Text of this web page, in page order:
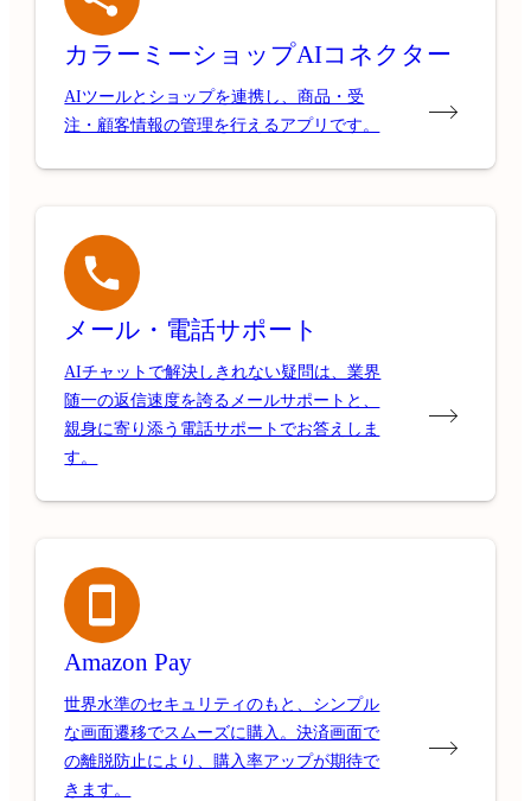
カラーミーショップAIコネクター
AIツールとショップを連携し、商品・受
注・顧客情報の管理を行えるアプリです。
メール・電話サポート
AIチャットで解決しきれない疑問は、業界
随一の返信速度を誇るメールサポートと、
親身に寄り添う電話サポートでお答えしま
す。
Amazon Pay
世界水準のセキュリティのもと、シンプル
な画面遷移でスムーズに購入。決済画面で
の離脱防止により、購入率アップが期待で
きます。